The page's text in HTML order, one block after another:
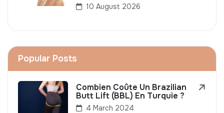
10 August 2026
Popular Posts
Combien Coûte Un Brazilian
Butt Lift (BBL) En Turquie ?
4 March 2024